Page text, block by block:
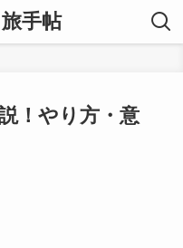
手帖
！やり方・意